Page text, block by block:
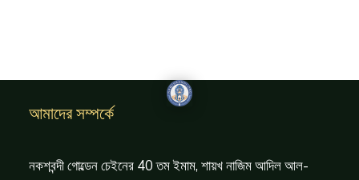
আমাদের সম্পর্কে
নকশবন্দী গোল্ডেন চেইনের 40 তম ইমাম, শায়খ নাজিম আদিল আল-